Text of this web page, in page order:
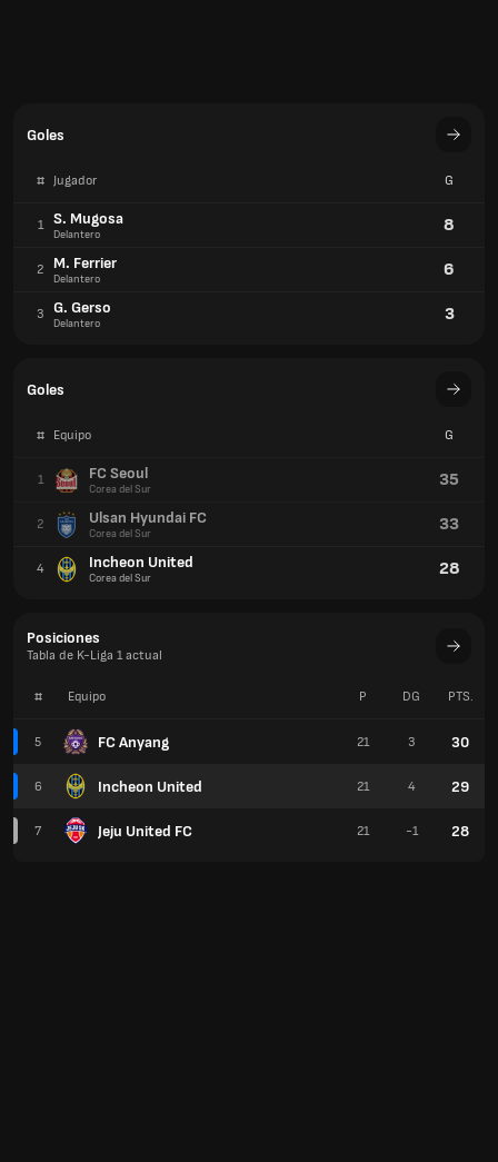
Goles
# Jugador G
1 S. Mugosa
Delantero 8
2 M. Ferrier
Delantero 6
3 G. Gerso
Delantero 3
Goles
# Equipo G
1 FC Seoul
Corea del Sur 35
2 Ulsan Hyundai FC
Corea del Sur 33
4 Incheon United
Corea del Sur 28
Posiciones
Tabla de K-Liga 1 actual
# Equipo
5 FC Anyang
6 Incheon United
7 Jeju United FC
P DG PTS.
21 3 30
21 4 29
21 -1 28